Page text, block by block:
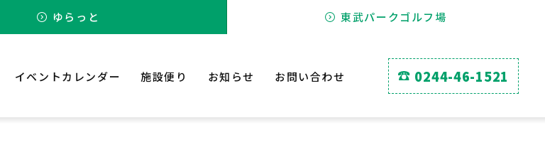
ゆらっと 東武パークゴルフ場
イベントカレンダー 施設便り お知らせ お問い合わせ 0244-46-1521